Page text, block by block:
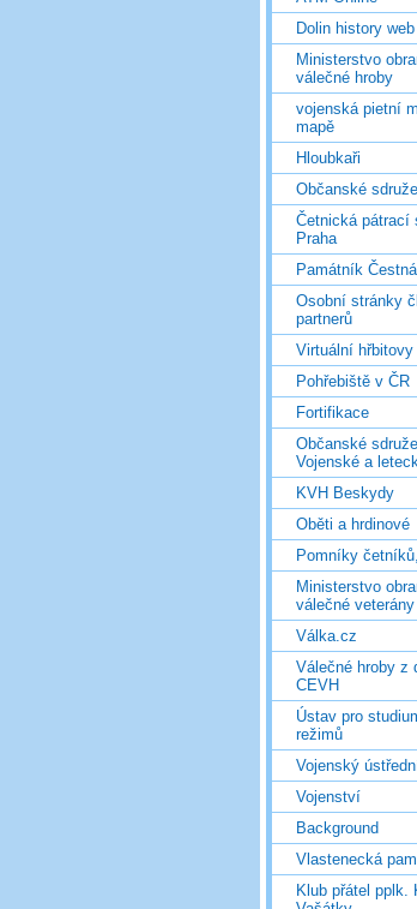
Dolin history web
Ministerstvo
válečné hroby
vojenská pietní
mapě
Hloubkaři
Občanské
Četnická pátrací
Praha
Památník
Osobní stránky
partnerů
Virtuální hřbitovy
Pohřebiště v ČR
Fortifikace
Občanské
Vojenské a
KVH Beskydy
Oběti a hrdinové
Pomníky
Ministerstvo
válečné veterány
Válka.cz
Válečné hroby z
CEVH
Ústav pro
režimů
Vojenský
Vojenství
Background
Vlastenecká
Klub přátel pplk.